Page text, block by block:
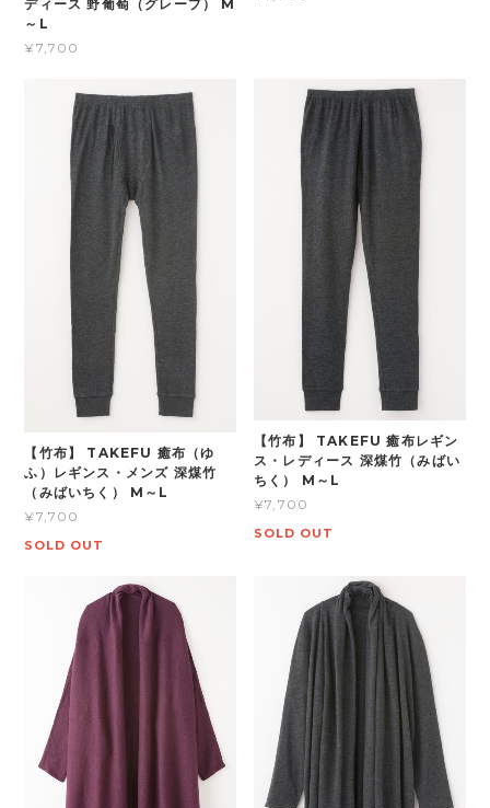
ディース 野葡萄（グレープ） M
～L
¥7,700
【竹布】 TAKEFU 癒布（ゆ
ふ）レギンス・メンズ 深煤竹
（みばいちく） M～L
¥7,700
SOLD OUT
【竹布】 TAKEFU 癒布レギン
ス・レディース 深煤竹（みばい
ちく） M～L
¥7,700
SOLD OUT